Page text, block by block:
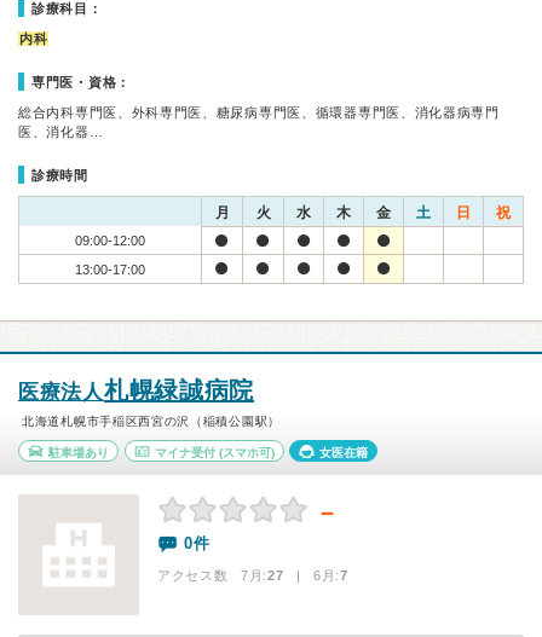
診療科目：
内科
専門医・資格：
総合内科専門医、外科専門医、糖尿病専門医、循環器専門医、消化器病専門
医、消化器…
診療時間
月 火 水 木 金 土 日 祝
09:00-12:00
13:00-17:00
医療法人札幌緑誠病院
北海道札幌市手稲区西宮の沢（稲積公園駅）
駐車場あり マイナ受付(スマホ可) 女医在籍
－
0件
アクセス数 7月:27 | 6月:7